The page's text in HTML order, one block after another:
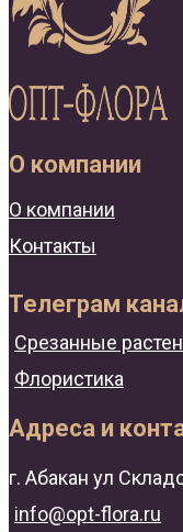
О компании
О компании
Контакты
Телеграм
Срезанные
Флористика
Адреса и
г. Абакан ул
info@opt-flora.ru